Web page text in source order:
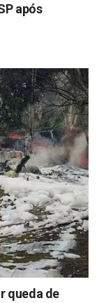
após
queda de